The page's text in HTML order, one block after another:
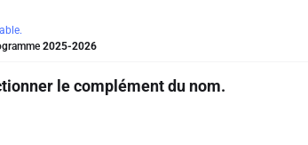
2025-2026
le complément du nom.